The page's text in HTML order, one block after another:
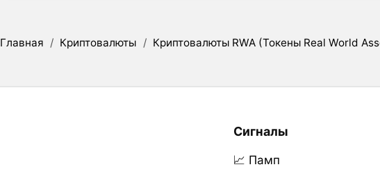
Главная / Криптовалюты / Криптовалюты RWA (Токены Real World
Сигналы
📈 Памп